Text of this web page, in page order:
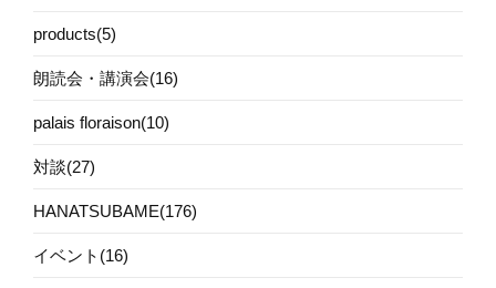
products(5)
朗読会・講演会(16)
palais floraison(10)
対談(27)
HANATSUBAME(176)
イベント(16)